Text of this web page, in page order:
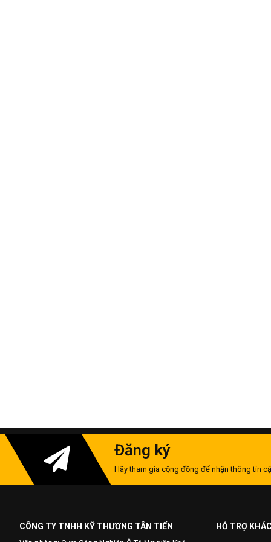
Đăng ký
Hãy tham gia cộng đồng để nhận thông tin
CÔNG TY TNHH KỸ THƯƠNG TÂN TIẾN HỖ TRỢ